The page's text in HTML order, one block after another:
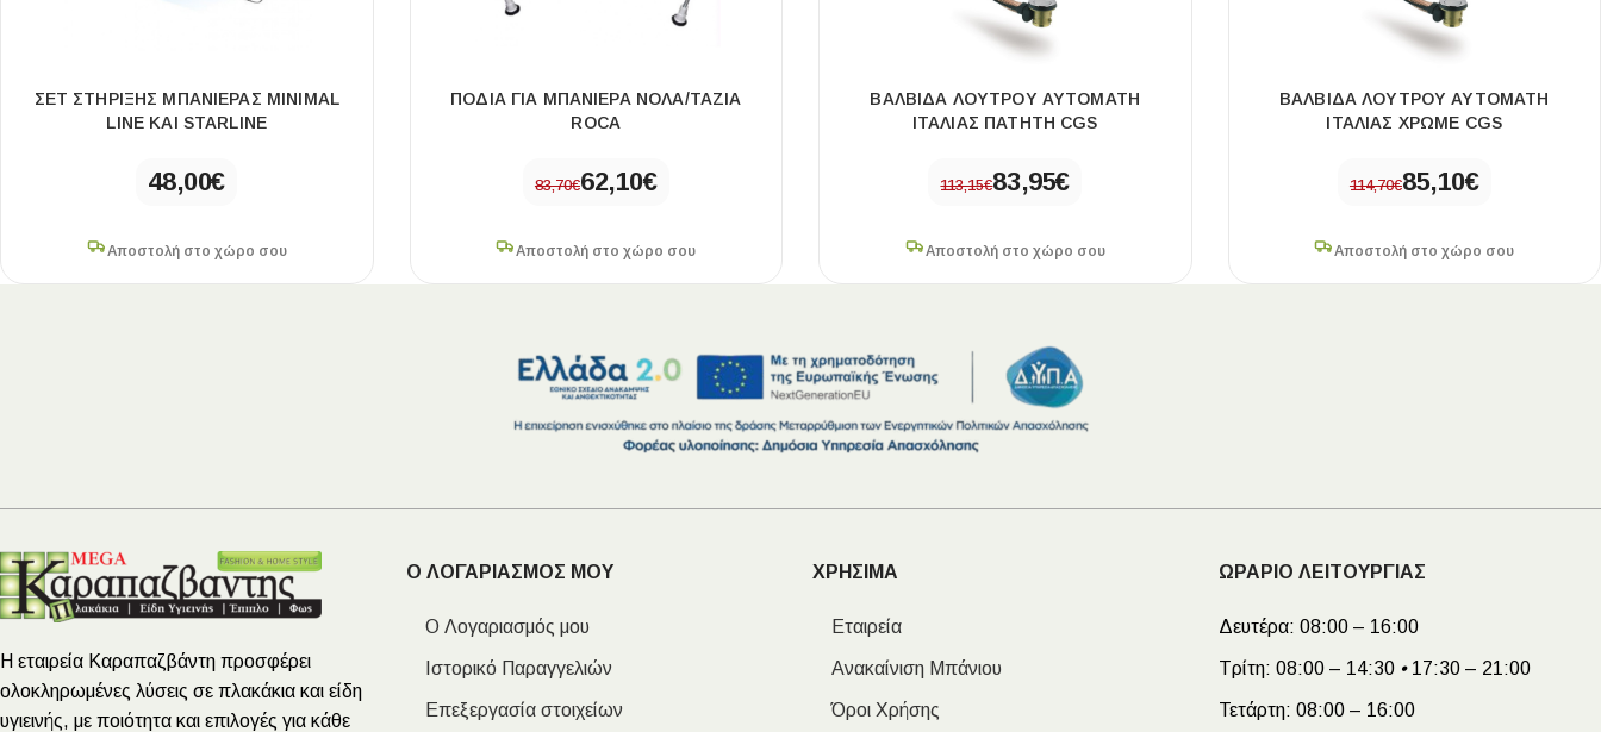
ΣΕΤ ΣΤΗΡΙΞΗΣ ΜΠΑΝΙΕΡΑΣ MINIMAL
LINE KAI STARLINE
48,00€
Αποστολή στο χώρο σου
ΠΟΔΙΑ ΓΙΑ ΜΠΑΝΙΕΡΑ ΝΟΛΑ/ΤΑΖΙΑ
ROCA
83,70€62,10€
Αποστολή στο χώρο σου
ΒΑΛΒΙΔΑ ΛΟΥΤΡΟΥ ΑΥΤΟΜΑΤΗ
ΙΤΑΛΙΑΣ ΠΑΤΗΤΗ CGS
113,15€83,95€
Αποστολή στο χώρο σου
ΒΑΛΒΙΔΑ ΛΟΥΤΡΟΥ ΑΥΤΟΜΑΤΗ
ΙΤΑΛΙΑΣ ΧΡΩΜΕ CGS
114,70€85,10€
Αποστολή στο χώρο σου
Η εταιρεία Καραπαζβάντη προσφέρει
ολοκληρωμένες λύσεις σε πλακάκια και είδη
υγιεινής, με ποιότητα και επιλογές για κάθε
Ο ΛΟΓΑΡΙΑΣΜΟΣ ΜΟΥ
Ο Λογαριασμός μου
Ιστορικό Παραγγελιών
Επεξεργασία στοιχείων
ΧΡΗΣΙΜΑ
Εταιρεία
Ανακαίνιση Μπάνιου
Όροι Χρήσης
ΩΡΑΡΙΟ ΛΕΙΤΟΥΡΓΙΑΣ
Δευτέρα: 08:00 – 16:00
Τρίτη: 08:00 – 14:30 •17:30 – 21:00
Τετάρτη: 08:00 – 16:00